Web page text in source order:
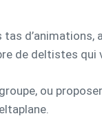
d’animations,
de deltistes qui
ou